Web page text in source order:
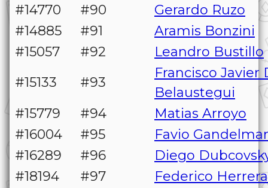
#14770
#90
Gerardo Ruzo
#14885
#91
Aramis Bonzini
#15057
#92
Leandro Bustillo
#15133
#93
Francisco Javier
Belaustegui
#15779
#94
Matias Arroyo
#16004
#95
Favio
#16289
#96
Diego
#18194
#97
Federico Herrera